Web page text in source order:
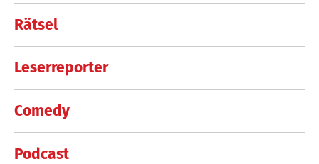
Rätsel
Leserreporter
Comedy
Podcast